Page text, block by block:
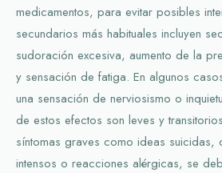
medicamentos, para evitar posibles
secundarios más habituales incluyen
sudoración excesiva, aumento de la
y sensación de fatiga. En algunos
una sensación de nerviosismo o
de estos efectos son leves y
síntomas graves como ideas suicidas,
intensos o reacciones alérgicas, se